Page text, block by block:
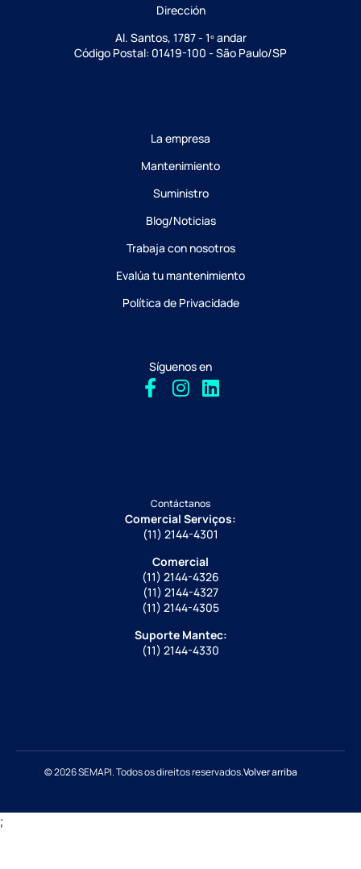
Dirección
Al. Santos, 1787 - 1º andar
Código Postal: 01419-100 - São Paulo/SP
La empresa
Mantenimiento
Suministro
Blog/Noticias
Trabaja con nosotros
Evalúa tu mantenimiento
Política de Privacidade
Síguenos en
Contáctanos
Comercial Serviços:
(11) 2144-4301
Comercial
(11) 2144-4326
(11) 2144-4327
(11) 2144-4305
Suporte Mantec:
(11) 2144-4330
© 2026 SEMAPI. Todos os direitos reservados.Volver arriba
;